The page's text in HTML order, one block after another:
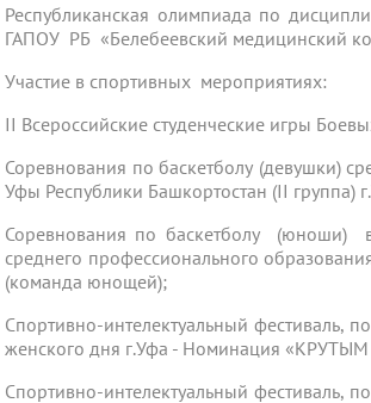
Республиканская олимпиада по
ГАПОУ РБ «Белебеевский медицинский
Участие в спортивных мероприятиях:
II Всероссийские студенческие игры
Соревнования по баскетболу (девушки)
Уфы Республики Башкортостан (II группа)
Соревнования по баскетболу (юноши) в
среднего профессионального
(команда юнощей);
Спортивно-интелектуальный фестиваль,
женского дня г.Уфа - Номинация
Спортивно-интелектуальный фестиваль,